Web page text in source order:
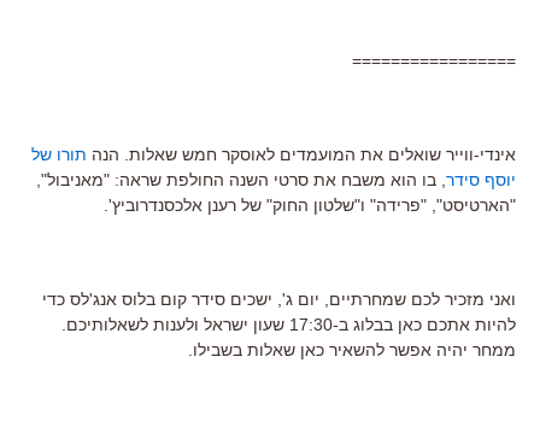
=================
אינדי-ווייר שואלים את המועמדים לאוסקר חמש שאלות. הנה תורו של
יוסף סידר , בו הוא משבח את סרטי השנה החולפת שראה: "מאניבול",
"הארטיסט", "פרידה" ו"שלטון החוק" של רענן אלכסנדרוביץ'.
ואני מזכיר לכם שמחרתיים, יום ג', ישכים סידר קום בלוס אנג'לס כדי
להיות אתכם כאן בבלוג ב-17:30 שעון ישראל ולענות לשאלותיכם.
ממחר יהיה אפשר להשאיר כאן שאלות בשבילו.